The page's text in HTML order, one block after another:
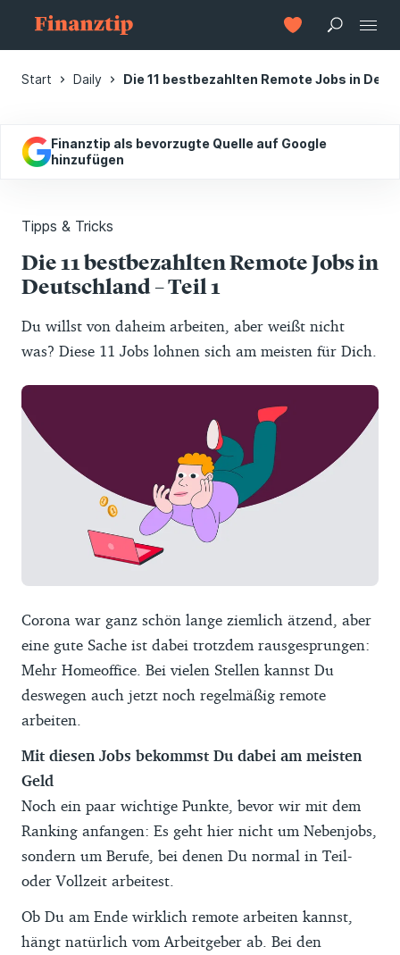
Start Daily Die 11 bestbezahlten Remote Jobs in
Finanztip als bevorzugte Quelle auf Google
hinzufügen
Tipps & Tricks
Die 11 bestbezahlten Remote Jobs in
Deutschland – Teil 1
Du willst von daheim arbeiten, aber weißt nicht
was? Diese 11 Jobs lohnen sich am meisten für Dich.
Corona war ganz schön lange ziemlich ätzend, aber
eine gute Sache ist dabei trotzdem rausgesprungen:
Mehr Homeoffice. Bei vielen Stellen kannst Du
deswegen auch jetzt noch regelmäßig remote
arbeiten.
Mit diesen Jobs bekommst Du dabei am meisten
Geld
Noch ein paar wichtige Punkte, bevor wir mit dem
Ranking anfangen: Es geht hier nicht um Nebenjobs,
sondern um Berufe, bei denen Du normal in Teil-
oder Vollzeit arbeitest.
Ob Du am Ende wirklich remote arbeiten kannst,
hängt natürlich vom Arbeitgeber ab. Bei den